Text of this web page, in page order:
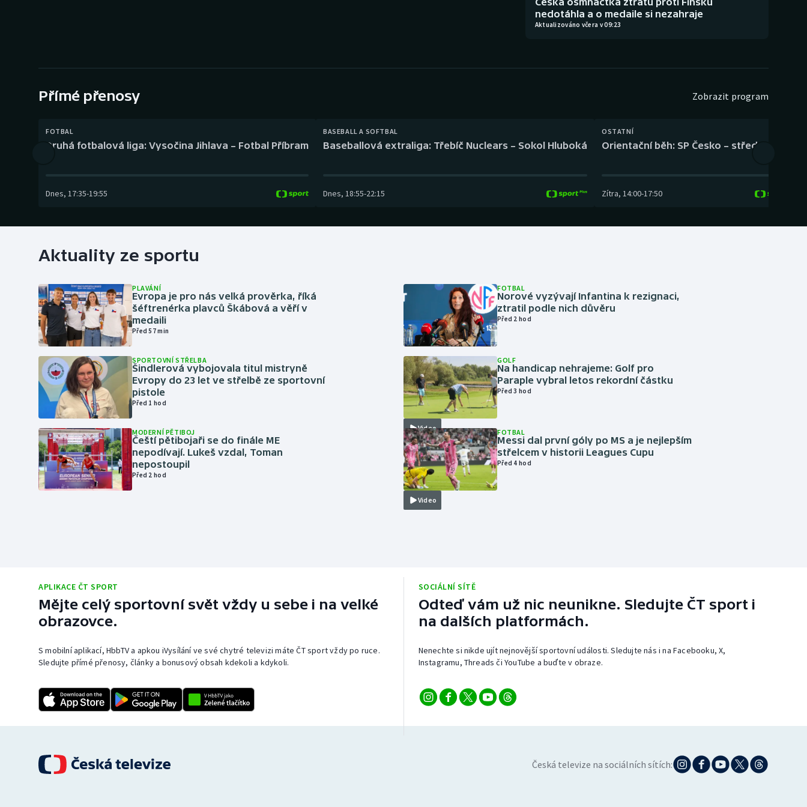
Gymnastika Plážový volejbal
nedotáhla a o medaile si nezahraje
Aktualizováno včera v 09:23
Přímé přenosy Zobrazit program
FOTBAL
Druhá fotbalová liga: Vysočina Jihlava – Fotbal Příbram
Dnes, 17:35-19:55
BASEBALL A SOFTBAL
Baseballová extraliga: Třebíč Nuclears – Sokol Hluboká
Dnes, 18:55-22:15
OSTATNÍ
Orientační běh: SP Česko – střední trať
Zítra, 14:00-17:50
Aktuality ze sportu
PLAVÁNÍ
Evropa je pro nás velká prověrka, říká
šéftrenérka plavců Škábová a věří v
medaili
Před 57 min
SPORTOVNÍ STŘELBA
Šindlerová vybojovala titul mistryně
Evropy do 23 let ve střelbě ze sportovní
pistole
Před 1 hod
MODERNÍ PĚTIBOJ
Čeští pětibojaři se do finále ME
nepodívají. Lukeš vzdal, Toman
nepostoupil
Před 2 hod
FOTBAL
Norové vyzývají Infantina k rezignaci,
ztratil podle nich důvěru
Před 2 hod
Video
GOLF
Na handicap nehrajeme: Golf pro
Paraple vybral letos rekordní částku
Před 3 hod
Video
FOTBAL
Messi dal první góly po MS a je nejlepším
střelcem v historii Leagues Cupu
Před 4 hod
APLIKACE ČT SPORT
Mějte celý sportovní svět vždy u sebe i na velké
obrazovce.
S mobilní aplikací, HbbTV a apkou iVysílání ve své chytré televizi máte ČT sport vždy po ruce.
Sledujte přímé přenosy, články a bonusový obsah kdekoli a kdykoli.
SOCIÁLNÍ SÍTĚ
Odteď vám už nic neunikne. Sledujte ČT sport i
na dalších platformách.
Nenechte si nikde ujít nejnovější sportovní události. Sledujte nás i na Facebooku, X,
Instagramu, Threads či YouTube a buďte v obraze.
Česká televize na sociálních sítích: